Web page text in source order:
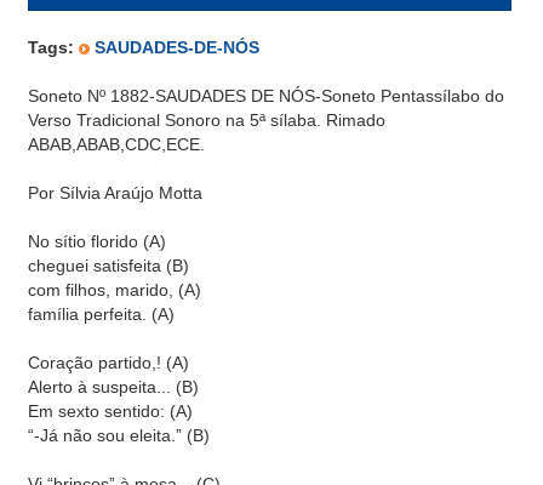
Tags: SAUDADES-DE-NÓS
Soneto Nº 1882-SAUDADES DE NÓS-Soneto Pentassílabo do
Verso Tradicional Sonoro na 5ª sílaba. Rimado
ABAB,ABAB,CDC,ECE.
Por Sílvia Araújo Motta
No sítio florido (A)
cheguei satisfeita (B)
com filhos, marido, (A)
família perfeita. (A)
Coração partido,! (A)
Alerto à suspeita... (B)
Em sexto sentido: (A)
“-Já não sou eleita.” (B)